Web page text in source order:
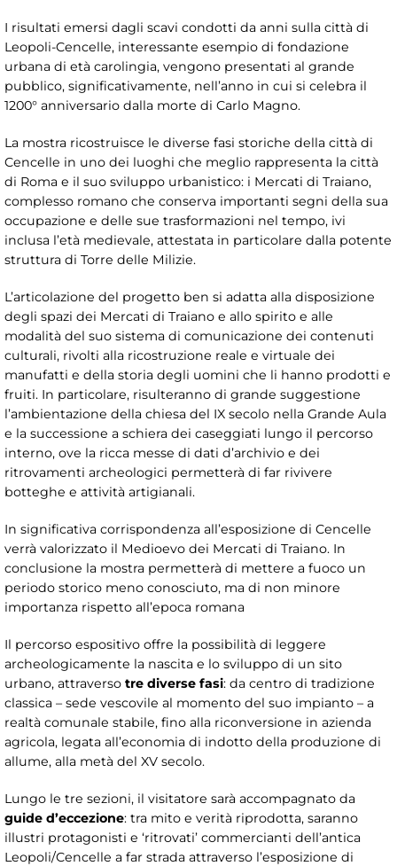
I risultati emersi dagli scavi condotti da anni sulla città di
Leopoli-Cencelle, interessante esempio di fondazione
urbana di età carolingia, vengono presentati al grande
pubblico, significativamente, nell’anno in cui si celebra il
1200° anniversario dalla morte di Carlo Magno.
La mostra ricostruisce le diverse fasi storiche della città di
Cencelle in uno dei luoghi che meglio rappresenta la città
di Roma e il suo sviluppo urbanistico: i Mercati di Traiano,
complesso romano che conserva importanti segni della sua
occupazione e delle sue trasformazioni nel tempo, ivi
inclusa l’età medievale, attestata in particolare dalla potente
struttura di Torre delle Milizie.
L’articolazione del progetto ben si adatta alla disposizione
degli spazi dei Mercati di Traiano e allo spirito e alle
modalità del suo sistema di comunicazione dei contenuti
culturali, rivolti alla ricostruzione reale e virtuale dei
manufatti e della storia degli uomini che li hanno prodotti e
fruiti. In particolare, risulteranno di grande suggestione
l’ambientazione della chiesa del IX secolo nella Grande Aula
e la successione a schiera dei caseggiati lungo il percorso
interno, ove la ricca messe di dati d’archivio e dei
ritrovamenti archeologici permetterà di far rivivere
botteghe e attività artigianali.
In significativa corrispondenza all’esposizione di Cencelle
verrà valorizzato il Medioevo dei Mercati di Traiano. In
conclusione la mostra permetterà di mettere a fuoco un
periodo storico meno conosciuto, ma di non minore
importanza rispetto all’epoca romana
Il percorso espositivo offre la possibilità di leggere
archeologicamente la nascita e lo sviluppo di un sito
urbano, attraverso tre diverse fasi: da centro di tradizione
classica – sede vescovile al momento del suo impianto – a
realtà comunale stabile, fino alla riconversione in azienda
agricola, legata all’economia di indotto della produzione di
allume, alla metà del XV secolo.
Lungo le tre sezioni, il visitatore sarà accompagnato da
guide d’eccezione: tra mito e verità riprodotta, saranno
illustri protagonisti e ‘ritrovati’ commercianti dell’antica
Leopoli/Cencelle a far strada attraverso l’esposizione di